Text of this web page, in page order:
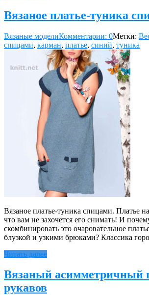
Вязаное платье-туника
Вязаные моделиКомментарии: 0Метки:
спицами, карман, платье, синий, туника
Вязаное платье-туника спицами. Платье
что вам не захочется его снимать! И
скомбинировать это очаровательное
блузкой и узкими брюками? Классика
Читать далее
Вязаный асимметричный
рукавов